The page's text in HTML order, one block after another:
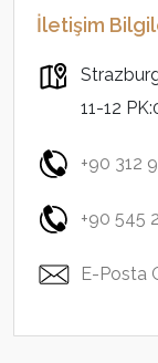
İletişim
11-12
+90 312
+90 545
E-Posta